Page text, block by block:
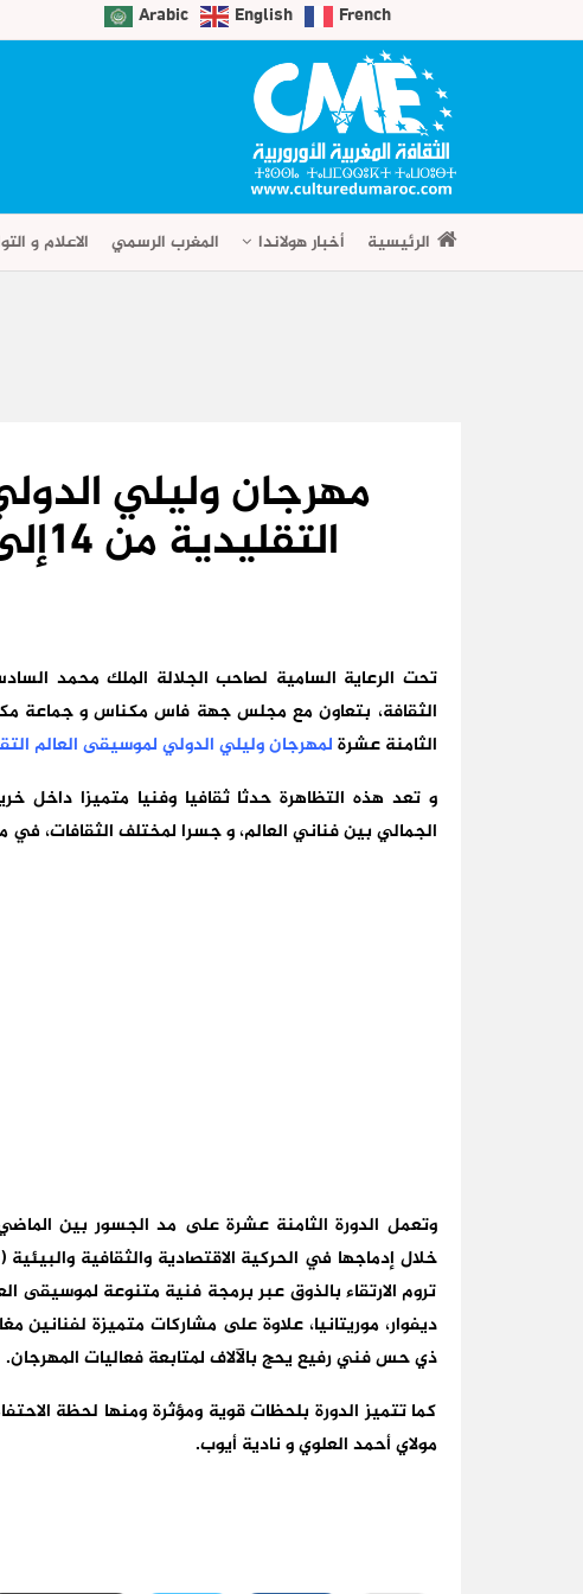
Arabic English French
الرئيسية أخبار هولاندا المغرب الرسمي الاعلام و
مهرجان وليلي
التقليدية من 14إلى 18 يوليوز 2017
تحت الرعاية السامية لصاحب الجلالة الملك محمد
الثقافة، بتعاون مع مجلس جهة فاس مكناس و جماعة
الثامنة عشرة لمهرجان وليلي الدولي لموسيقى العالم
و تعد هذه التظاهرة حدثا ثقافيا وفنيا متميزا داخل
الجمالي بين فناني العالم، و جسرا لمختلف الثقافات،
وتعمل الدورة الثامنة عشرة على مد الجسور بين الماضي
خلال إدماجها في الحركية الاقتصادية والثقافية
تروم الارتقاء بالذوق عبر برمجة فنية متنوعة لموسيقى
ديفوار، موريتانيا، علاوة على مشاركات متميزة
ذي حس فني رفيع يحج بالآلاف لمتابعة فعاليات المهرجان.
كما تتميز الدورة بلحظات قوية ومؤثرة ومنها لحظة
مولاي أحمد العلويو نادية أيوب.